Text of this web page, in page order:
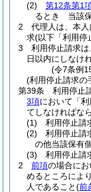
(2)
第12条第1
るとき 当該
2
代理人は、本
求(以下「利用停
3
利用停止請求
日以内にしなけ
(令7条例
(利用停止請求の
第39条
利用停止
3項において「
てしなければな
(1)
利用停止請
(2)
利用停止請
の他当該保有
(3)
利用停止請
2
前項の場合に
めるところによ
人であること(前